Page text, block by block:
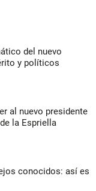
del nuevo
y políticos
al nuevo presidente
la Espriella
conocidos: así es